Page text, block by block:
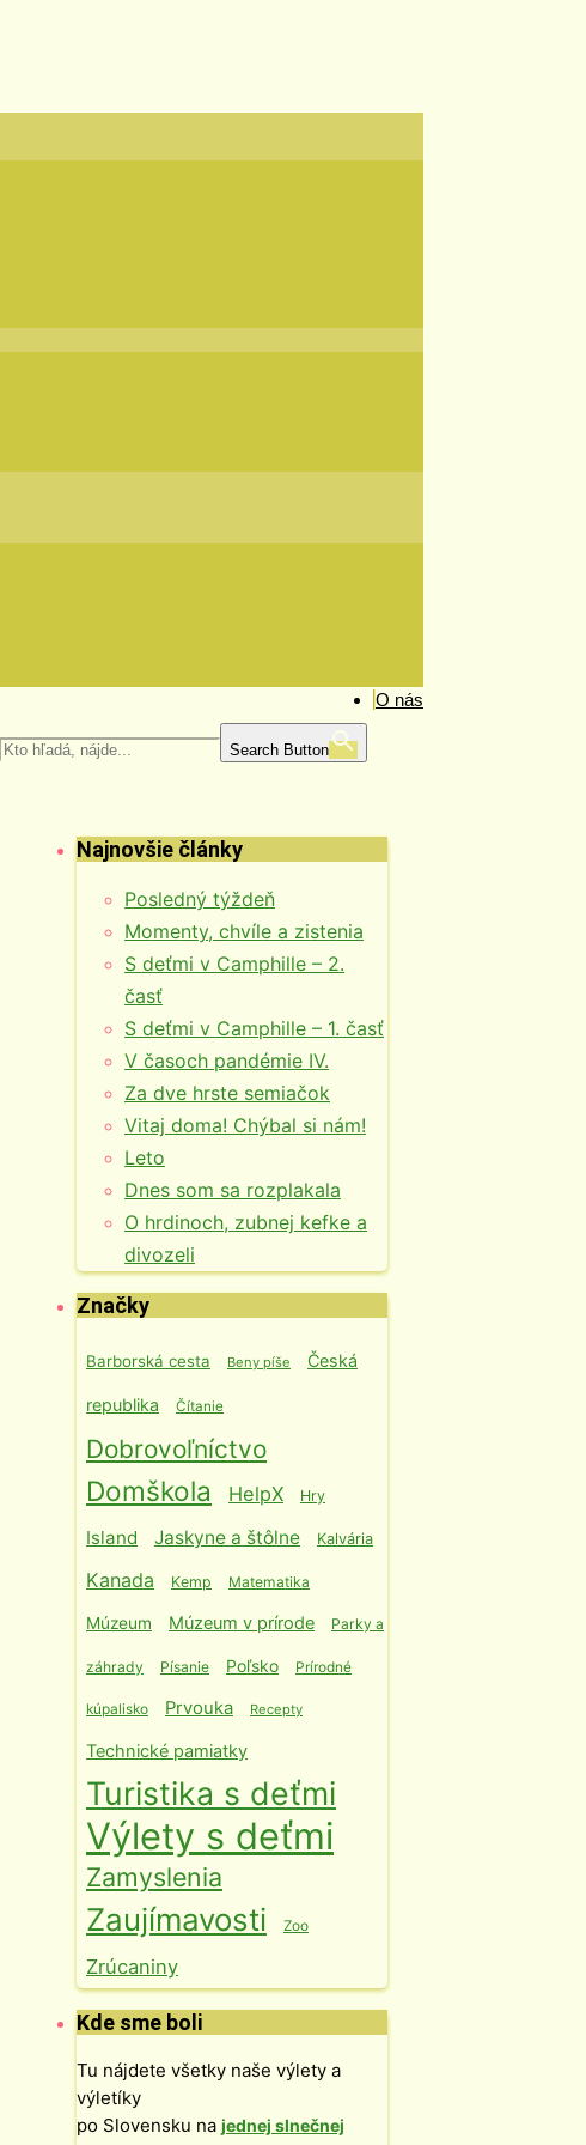
O nás
Search Button
Najnovšie články
Posledný týždeň
Momenty, chvíle a zistenia
S deťmi v Camphille – 2.
časť
S deťmi v Camphille – 1. časť
V časoch pandémie IV.
Za dve hrste semiačok
Vitaj doma! Chýbal si nám!
Leto
Dnes som sa rozplakala
O hrdinoch, zubnej kefke a
divozeli
Značky
Barborská cesta Beny píše Česká
republika Čítanie
Dobrovoľníctvo
Domškola HelpX Hry
Island Jaskyne a štôlne Kalvária
Kanada Kemp Matematika
Múzeum Múzeum v prírode Parky a
záhrady Písanie Poľsko Prírodné
kúpalisko Prvouka Recepty
Technické pamiatky
Turistika s deťmi
Výlety s deťmi
Zamyslenia
Zaujímavosti Zoo
Zrúcaniny
Kde sme boli
Tu nájdete všetky naše výlety a
výletíky
po Slovensku na jednej slnečnej